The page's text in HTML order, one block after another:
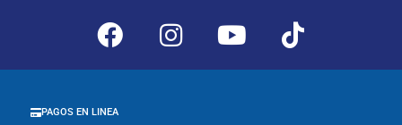
PAGOS EN LINEA